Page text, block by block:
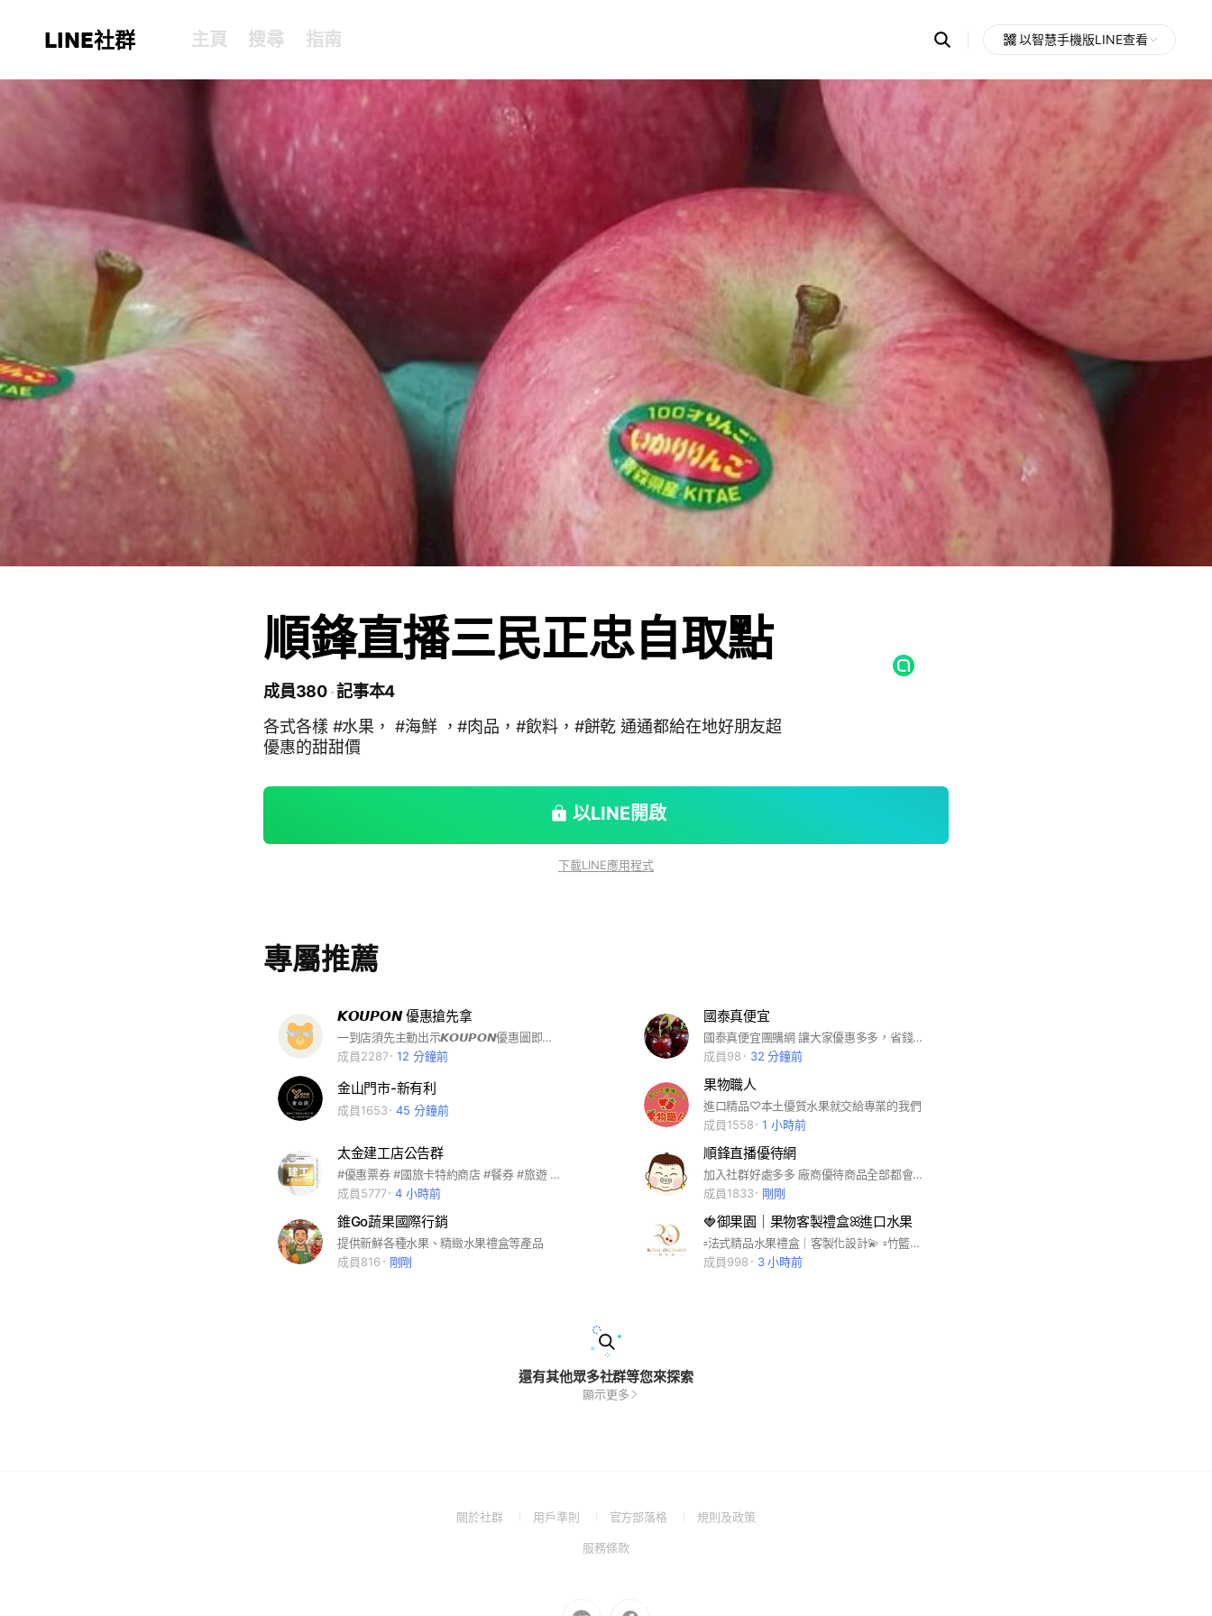
LINE社群 主頁 搜尋 指南 Search
OpenChats
messages
search
以智慧手機版LINE查看
順鋒直播三民正忠自取點
成員380 記事本4
各式各樣 #水果， #海鮮 ，#肉品，#飲料，#餅乾 通通都給在地好朋友超
優惠的甜甜價
以LINE開啟
下載LINE應用程式
專屬推薦
𝙆𝙊𝙐𝙋𝙊𝙉 優惠搶先拿
一到店須先主動出示𝙆𝙊𝙐𝙋𝙊𝙉優惠圖即享優惠
成員2287
12 分鐘前
國泰真便宜
國泰真便宜團購網 讓大家優惠多多，省錢多多
成員98
32 分鐘前
金山門市-新有利
成員1653 45 分鐘前
果物職人
進口精品♡本土優質水果就交給專業的我們
成員1558
1 小時前
太金建工店公告群
#優惠票券 #國旅卡特約商店 #餐券 #旅遊 #全台美食 #王品系列 #萬豪酒店 #饗食天堂 #海港系列 #吃喝玩樂 #住宿券 #各大樂園 #飯店 #連鎖餐飲 #家樂福禮券 #7-11商品卡 #離島旅遊 #國內旅遊 #機票 #船票 #小琉球 #團媽合作 #親子同樂 #電子券 #實體通路 #代訂房 #船票 #自由行 #客製化旅遊 #簽證 #KOL合作 #多元支付 #全球網卡 #即買即用 #團購 #公司行號 #職工福委 #員工聚餐 #自助餐 #福利
成員5777
4 小時前
順鋒直播優待網
加入社群好處多多 廠商優待商品全部都會在這裡呈現 直播也會在此通知 取貨麻煩通知官方賴 @ADL7934W
成員1833
剛剛
錐Go蔬果國際行銷
提供新鮮各種水果、精緻水果禮盒等產品
成員816
剛剛
🍓御果園｜果物客製禮盒ꕤ進口水果
▫️法式精品水果禮盒｜客製化設計💫 ▫️竹籃・壓克力禮盒｜節日伴手禮首選✨ ▫️嚴選當季鮮果｜全台新鮮配送🚗
成員998
3 小時前
還有其他眾多社群等您來探索
顯示更多
關於社群
(Open用戶準則
(Open
a
官方部落格
(Open規則及政策(Open
服務條款(Open
Go Go